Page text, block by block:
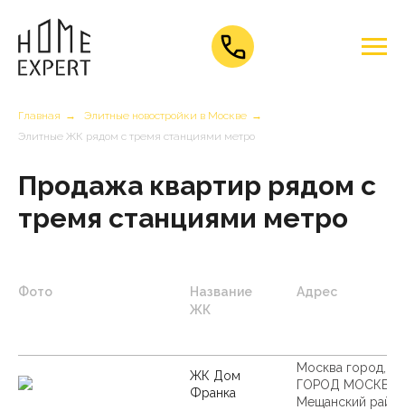
Главная → Элитные новостройки в Москве →
Элитные ЖК рядом с тремя станциями метро
Продажа квартир рядом с
тремя станциями метро
Фото
Название
ЖК
Адрес
ЖК Дом
Франка
Москва город,
ГОРОД МОСКВА,
Мещанский